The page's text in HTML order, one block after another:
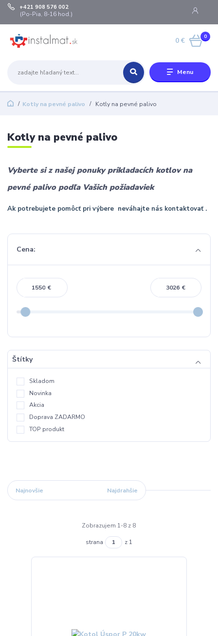
Menu
+421 908 576 002
(Po-Pia, 8-16 hod.)
0
0 €
Kotly na pevné palivo Kotly na pevné palivo
Kotly na pevné palivo
Vyberte si z našej ponuky prikladacích kotlov na
pevné palivo podľa Vašich požiadaviek
Ak potrebujete pomôcť pri výbere neváhajte nás kontaktovať .
Cena:
€ €
Štítky
Skladom
Novinka
Akcia
Doprava ZADARMO
TOP produkt
Najnovšie Najdrahšie
Zobrazujem 1-8 z 8
strana z 1